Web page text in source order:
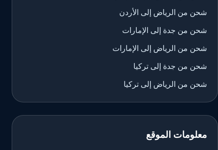
شحن من الرياض إلى الأردن
شحن من جدة إلى الإمارات
شحن من الرياض إلى الإمارات
شحن من جدة إلى تركيا
شحن من الرياض إلى تركيا
معلومات الموقع